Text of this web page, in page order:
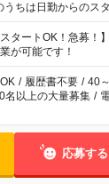
日勤からのスタート！ ※Wワーク
仕事で希望する勤務
で週40時間を超え
スタートOK！急募
が可能です！
/ 履歴書不要 / 40
名以上の大量募集 /
応募する